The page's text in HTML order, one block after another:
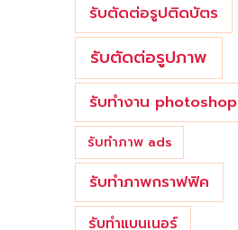
รับตัดต่อรูปติดบัตร
รับตัดต่อรูปภาพ
รับทำงาน photoshop
รับทำภาพ ads
รับทำภาพกราฟฟิค
รับทำแบนเนอร์